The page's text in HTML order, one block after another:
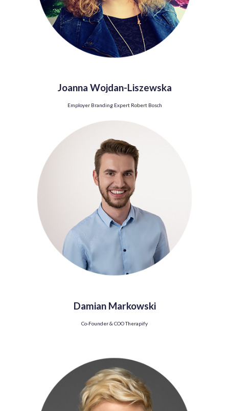
Joanna Wojdan-Liszewska
Employer Branding Expert Robert Bosch
Damian Markowski
Co-Founder & COO Therapify